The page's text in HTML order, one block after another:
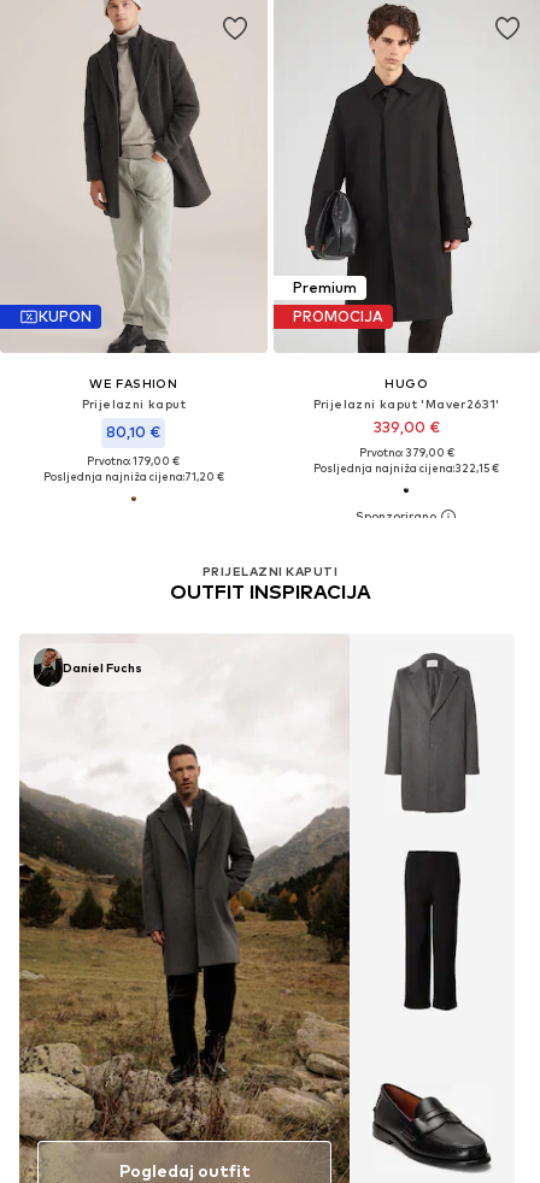
KUPON
WE FASHION
Prijelazni kaput
80,10 €
Prvotno: 179,00 €
Posljednja najniža cijena:71,20 €
Premium
PROMOCIJA
HUGO
Prijelazni kaput 'Maver2631'
339,00 €
Prvotno: 379,00 €
Posljednja najniža cijena:322,15 €
PRIJELAZNI KAPUTI
OUTFIT INSPIRACIJA
Daniel Fuchs
Pogledaj outfit